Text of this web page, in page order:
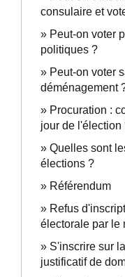
consulaire et
Peut-on voter
politiques ?
Peut-on voter
déménagement
Procuration :
jour de l'élection
Quelles sont
élections ?
Référendum
Refus
électorale par le
S'inscrire sur
justificatif de